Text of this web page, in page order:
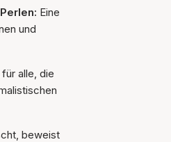
Eine
und
alle, die
beweist